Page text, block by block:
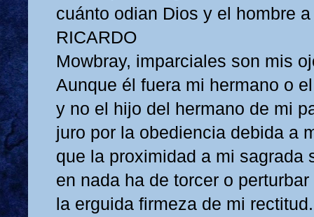
cuánto odian Dios y el hombre
RICARDO
Mowbray, imparciales son mis
Aunque él fuera mi hermano o
y no el hijo del hermano de mi
juro por la obediencia debida a
que la proximidad a mi sagrada
en nada ha de torcer o perturbar
la erguida firmeza de mi rectitud.